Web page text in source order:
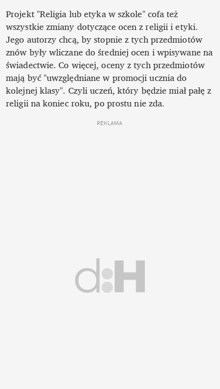
Projekt "Religia lub etyka w szkole" cofa też
wszystkie zmiany dotyczące ocen z religii i etyki.
Jego autorzy chcą, by stopnie z tych przedmiotów
znów były wliczane do średniej ocen i wpisywane na
świadectwie. Co więcej, oceny z tych przedmiotów
mają być "uwzględniane w promocji ucznia do
kolejnej klasy". Czyli uczeń, który będzie miał pałę z
religii na koniec roku, po prostu nie zda.
REKLAMA